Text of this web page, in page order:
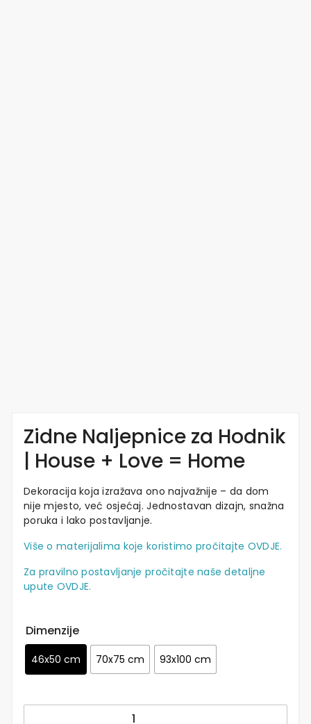
Zidne Naljepnice za Hodnik
| House + Love = Home
Dekoracija koja izražava ono najvažnije – da dom
nije mjesto, već osjećaj. Jednostavan dizajn, snažna
poruka i lako postavljanje.
Više o materijalima koje koristimo pročitajte OVDJE.
Za pravilno postavljanje pročitajte naše detaljne
upute OVDJE.
Dimenzije
46x50 cm 70x75 cm 93x100 cm